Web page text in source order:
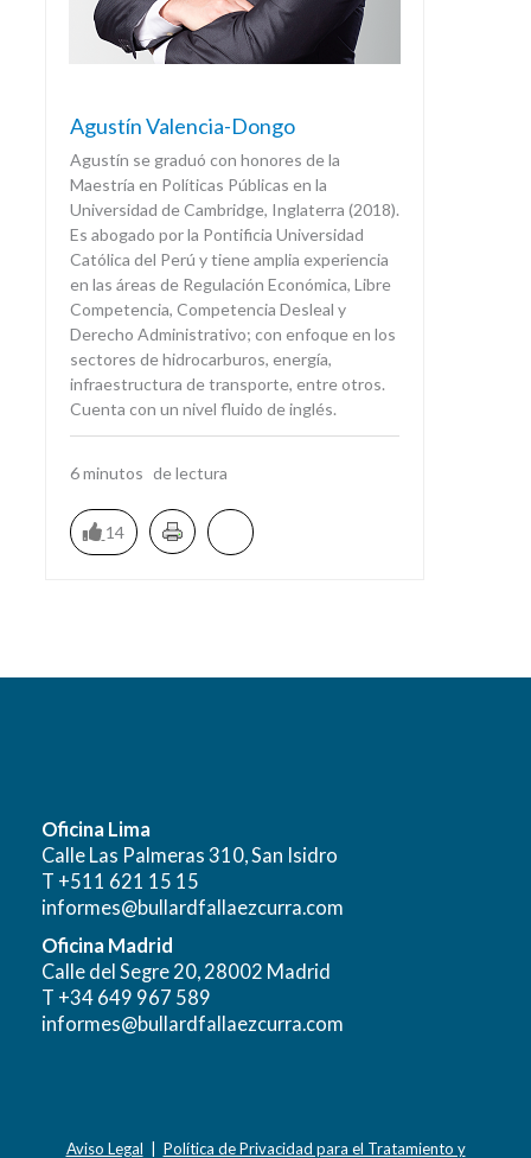
Agustín Valencia-Dongo
Agustín se graduó con honores de la
Maestría en Políticas Públicas en la
Universidad de Cambridge, Inglaterra (2018).
Es abogado por la Pontificia Universidad
Católica del Perú y tiene amplia experiencia
en las áreas de Regulación Económica, Libre
Competencia, Competencia Desleal y
Derecho Administrativo; con enfoque en los
sectores de hidrocarburos, energía,
infraestructura de transporte, entre otros.
Cuenta con un nivel fluido de inglés.
6 minutos
14
Oficina Lima
Calle Las Palmeras 310, San Isidro
T +511 621 15 15
informes@bullardfallaezcurra.com
Oficina Madrid
Calle del Segre 20, 28002 Madrid
T +34 649 967 589
informes@bullardfallaezcurra.com
Aviso Legal Política de Privacidad para el Tratamiento y